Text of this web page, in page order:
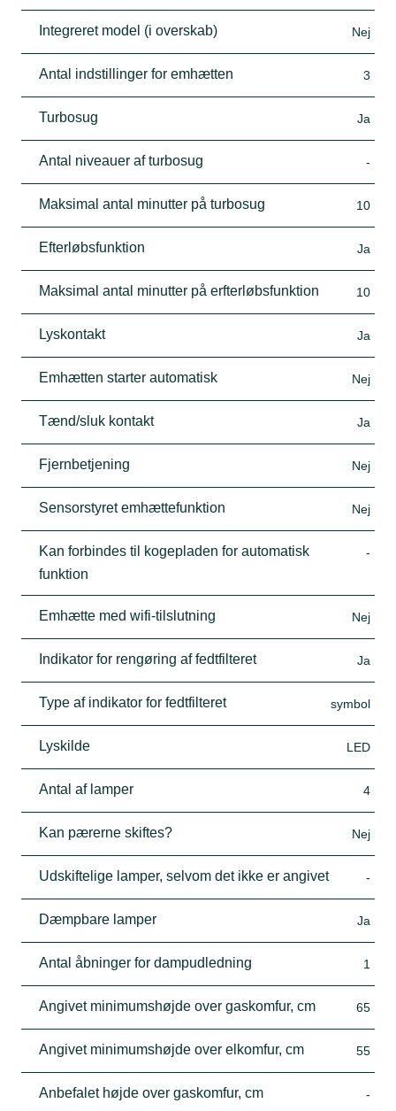
Integreret model (i overskab) Nej
Antal indstillinger for emhætten 3
Turbosug Ja
Antal niveauer af turbosug -
Maksimal antal minutter på turbosug 10
Efterløbsfunktion Ja
Maksimal antal minutter på erfterløbsfunktion 10
Lyskontakt Ja
Emhætten starter automatisk Nej
Tænd/sluk kontakt Ja
Fjernbetjening Nej
Sensorstyret emhættefunktion Nej
Kan forbindes til kogepladen for automatisk
funktion
-
Emhætte med wifi-tilslutning Nej
Indikator for rengøring af fedtfilteret Ja
Type af indikator for fedtfilteret symbol
Lyskilde LED
Antal af lamper 4
Kan pærerne skiftes? Nej
Udskiftelige lamper, selvom det ikke er angivet -
Dæmpbare lamper Ja
Antal åbninger for dampudledning 1
Angivet minimumshøjde over gaskomfur, cm 65
Angivet minimumshøjde over elkomfur, cm 55
Anbefalet højde over gaskomfur, cm -